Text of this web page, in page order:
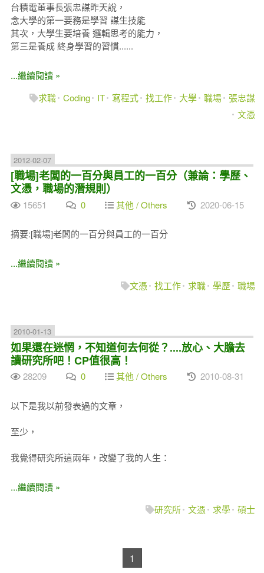
台積電董事長張忠謀昨天說，
念大學的第一要務是學習 謀生技能
其次，大學生要培養 邏輯思考的能力，
第三是養成 終身學習的習慣......
...繼續閱讀 »
求職 Coding IT 寫程式 找工作 大學 職場
張忠謀
文憑
2012-02-07
[職場]老闆的一百分與員工的一百分（兼論：學歷、
文憑，職場的潛規則）
15651 0 其他 / Others 2020-06-15
摘要:[職場]老闆的一百分與員工的一百分
...繼續閱讀 »
文憑
找工作 求職 學歷 職場
2010-01-13
如果還在迷惘，不知道何去何從？....放心、大膽去
讀研究所吧！CP值很高！
28209 0 其他 / Others 2010-08-31
以下是我以前發表過的文章，
至少，
我覺得研究所這兩年，改變了我的人生：
...繼續閱讀 »
研究所 文憑 求學 碩士
1